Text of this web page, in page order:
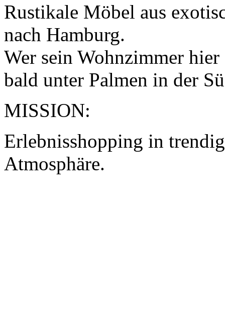
Rustikale Möbel aus
nach Hamburg.
Wer sein Wohnzimmer
bald unter Palmen in der
MISSION:
Erlebnisshopping in
Atmosphäre.